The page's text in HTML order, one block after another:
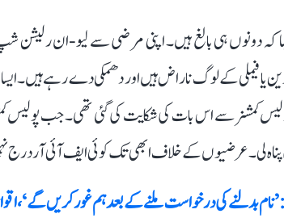
کہ دونوں ہی بالغ ہیں۔ اپنی مرضی سے لیو-ان رلیشن
یا فیملی کے لوگ ناراض ہیں اور دھمکی دے رہے ہیں۔
ہے۔ 4 اگست 2023 کو پولیس کمشنر سے اس بات کی شکایت کی گئی تھی۔ جب
پناہ لی۔ عرضیوں کے خلاف ابھی تک کوئی ایف آئی آر درج
بدلنے کی درخواست ملنے کے بعد ہم غور کریں گے‘،